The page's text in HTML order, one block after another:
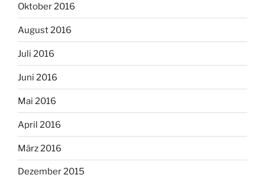
Oktober 2016
August 2016
Juli 2016
Juni 2016
Mai 2016
April 2016
März 2016
Dezember 2015